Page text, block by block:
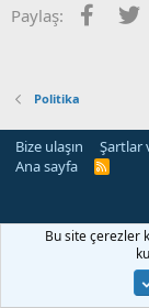
Paylaş:
Politika
Bize ulaşın Şartlar
Ana sayfa
R
Bu site çerezler